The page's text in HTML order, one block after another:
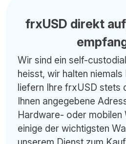
frxUSD direkt
Wir sind ein self-
heisst, wir halten niemals
liefern Ihre frxUSD stets
Ihnen angegebene
Hardware- oder mobilen
einige der wichtigsten